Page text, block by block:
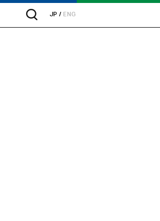
JP ENG